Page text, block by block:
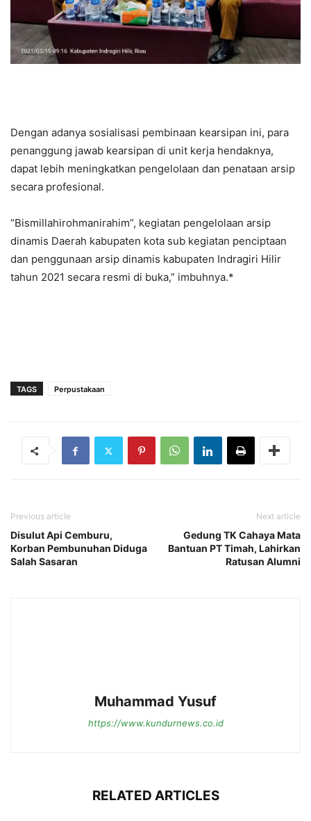
Dengan adanya sosialisasi pembinaan kearsipan ini, para
penanggung jawab kearsipan di unit kerja hendaknya,
dapat lebih meningkatkan pengelolaan dan penataan arsip
secara profesional.
“Bismillahirohmanirahim”, kegiatan pengelolaan arsip
dinamis Daerah kabupaten kota sub kegiatan penciptaan
dan penggunaan arsip dinamis kabupaten Indragiri Hilir
tahun 2021 secara resmi di buka,” imbuhnya.*
TAGS Perpustakaan
Previous article
Disulut Api Cemburu,
Korban Pembunuhan Diduga
Salah Sasaran
Next article
Gedung TK Cahaya Mata
Bantuan PT Timah, Lahirkan
Ratusan Alumni
Muhammad Yusuf
https://www.kundurnews.co.id
RELATED ARTICLES